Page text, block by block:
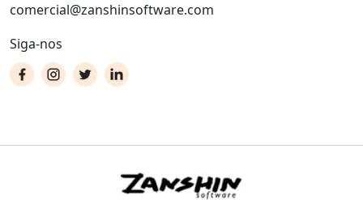
comercial@zanshinsoftware.com
Siga-nos